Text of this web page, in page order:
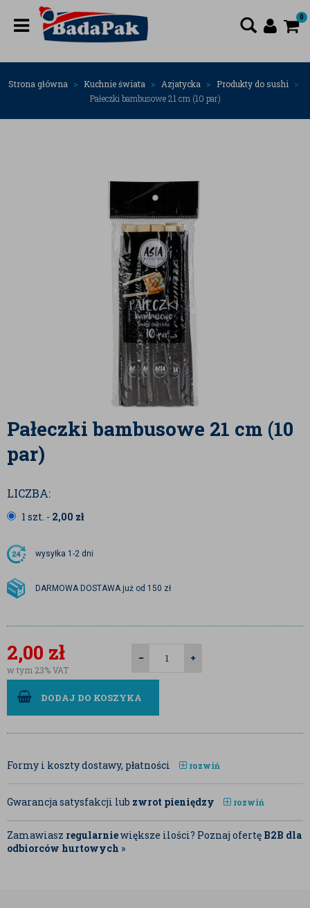
0
Strona główna Kuchnie świata Azjatycka
Produkty do sushi
Pałeczki bambusowe 21 cm (10 par)
Pałeczki bambusowe 21 cm (10
par)
LICZBA:
1 szt. - 2,00 zł
wysyłka 1-2 dni
DARMOWA DOSTAWA już od 150 zł
2,00 zł
w tym 23% VAT
DODAJ DO KOSZYKA
Formy i koszty dostawy, płatności rozwiń
Gwarancja satysfakcji lub zwrot pieniędzy rozwiń
Zamawiasz regularniewiększe ilości? Poznaj ofertę B2B dla
odbiorców hurtowych »